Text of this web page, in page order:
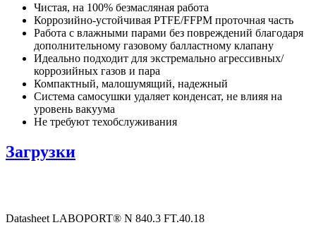
Чистая, на 100% безмасляная работа
Коррозийно-устойчивая PTFE/FFPM проточная часть
Работа с влажными парами без повреждений благодаря
дополнительному газовому балластному клапану
Идеально подходит для экстремально агрессивных/
коррозийных газов и пара
Компактный, малошумящий, надежный
Система самосушки удаляет конденсат, не влияя на
уровень вакуума
Не требуют техобслуживания
Загрузки
Datasheet LABOPORT® N 840.3 FT.40.18